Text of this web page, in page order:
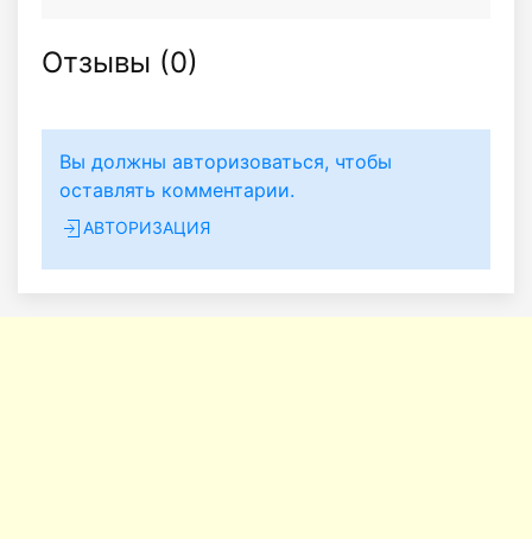
Отзывы (0)
Вы должны авторизоваться, чтобы
оставлять комментарии.
АВТОРИЗАЦИЯ